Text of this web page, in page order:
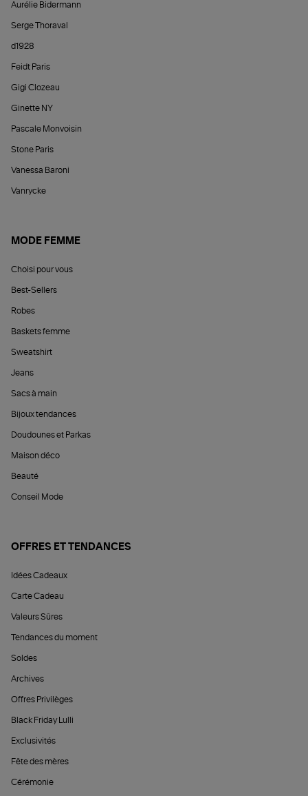
Aurélie Bidermann
Serge Thoraval
d1928
Feidt Paris
Gigi Clozeau
Ginette NY
Pascale Monvoisin
Stone Paris
Vanessa Baroni
Vanrycke
MODE FEMME
Choisi pour vous
Best-Sellers
Robes
Baskets femme
Sweatshirt
Jeans
Sacs à main
Bijoux tendances
Doudounes et Parkas
Maison déco
Beauté
Conseil Mode
OFFRES ET TENDANCES
Idées Cadeaux
Carte Cadeau
Valeurs Sûres
Tendances du moment
Soldes
Archives
Offres Privilèges
Black Friday Lulli
Exclusivités
Fête des mères
Cérémonie